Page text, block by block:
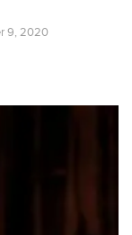
9, 2020